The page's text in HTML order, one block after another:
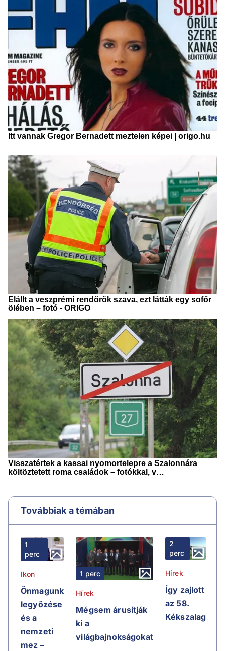
Továbbiak a témában
1
perc
Ikon
Önmagunk
legyőzése
és a
nemzeti
mez –
1 perc
Hírek
Mégsem árusítják
ki a
világbajnokságokat
2
perc
Hírek
Így zajlott
az 58.
Kékszalag